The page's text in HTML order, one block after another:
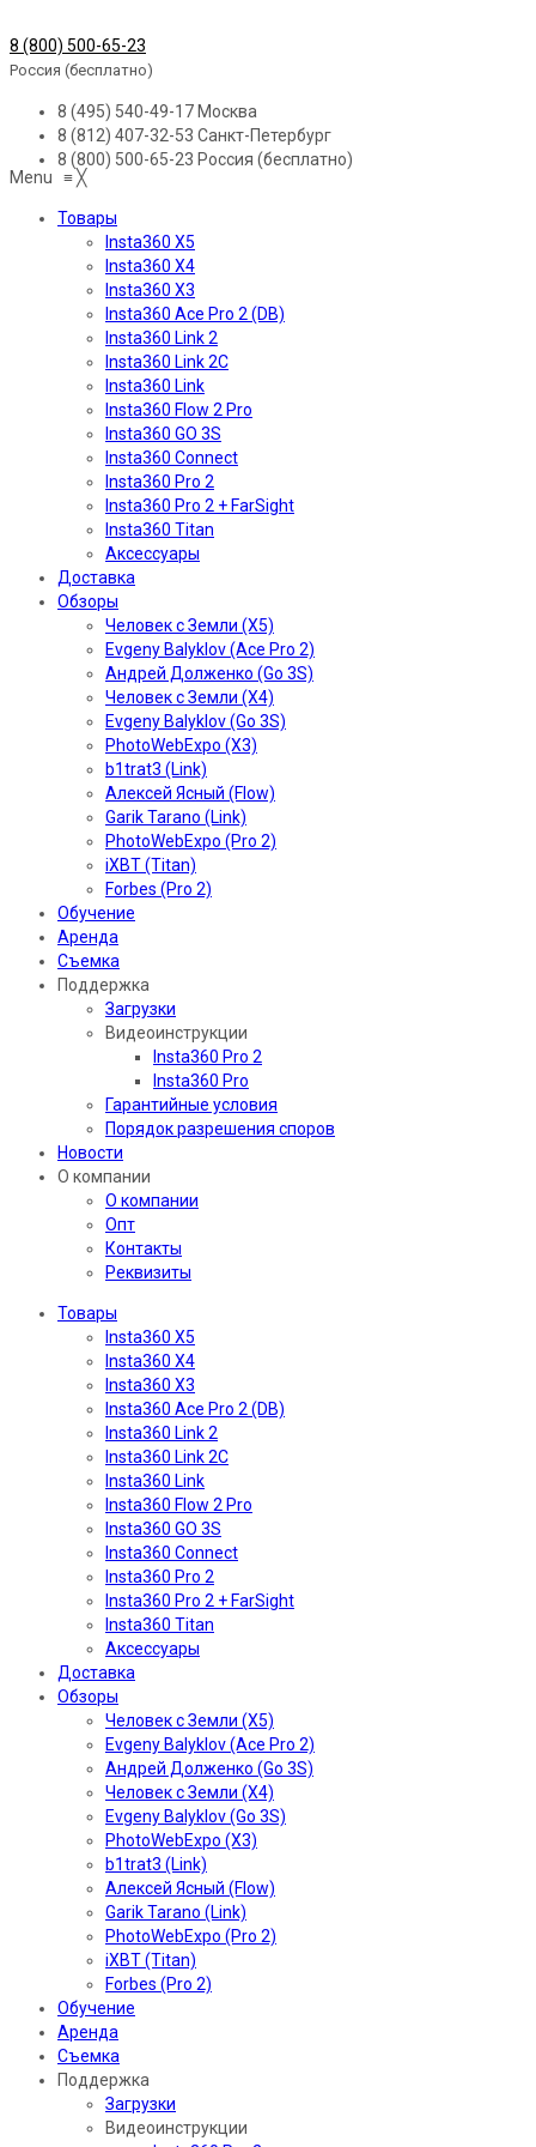
8 (800) 500-65-23
Россия (бесплатно)
8 (495) 540-49-17 Москва
8 (812) 407-32-53 Санкт-Петербург
8 (800) 500-65-23 Россия (бесплатно)
Menu ≡╳
Товары
Insta360 X5
Insta360 X4
Insta360 X3
Insta360 Ace Pro 2 (DB)
Insta360 Link 2
Insta360 Link 2C
Insta360 Link
Insta360 Flow 2 Pro
Insta360 GO 3S
Insta360 Connect
Insta360 Pro 2
Insta360 Pro 2 + FarSight
Insta360 Titan
Аксессуары
Доставка
Обзоры
Человек с Земли (X5)
Evgeny Balyklov (Ace Pro 2)
Андрей Долженко (Go 3S)
Человек с Земли (X4)
Evgeny Balyklov (Go 3S)
PhotoWebExpo (X3)
b1trat3 (Link)
Алексей Ясный (Flow)
Garik Tarano (Link)
PhotoWebExpo (Pro 2)
iXBT (Titan)
Forbes (Pro 2)
Обучение
Аренда
Съемка
Поддержка
Загрузки
Видеоинструкции
Insta360 Pro 2
Insta360 Pro
Гарантийные условия
Порядок разрешения споров
Новости
О компании
О компании
Опт
Контакты
Реквизиты
Товары
Insta360 X5
Insta360 X4
Insta360 X3
Insta360 Ace Pro 2 (DB)
Insta360 Link 2
Insta360 Link 2C
Insta360 Link
Insta360 Flow 2 Pro
Insta360 GO 3S
Insta360 Connect
Insta360 Pro 2
Insta360 Pro 2 + FarSight
Insta360 Titan
Аксессуары
Доставка
Обзоры
Человек с Земли (X5)
Evgeny Balyklov (Ace Pro 2)
Андрей Долженко (Go 3S)
Человек с Земли (X4)
Evgeny Balyklov (Go 3S)
PhotoWebExpo (X3)
b1trat3 (Link)
Алексей Ясный (Flow)
Garik Tarano (Link)
PhotoWebExpo (Pro 2)
iXBT (Titan)
Forbes (Pro 2)
Обучение
Аренда
Съемка
Поддержка
Загрузки
Видеоинструкции